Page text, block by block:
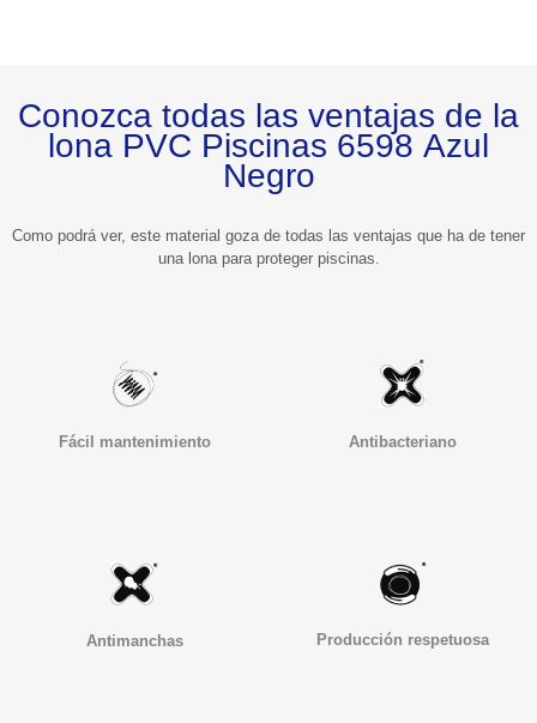
Conozca todas las ventajas de la
lona PVC Piscinas 6598 Azul
Negro
Como podrá ver, este material goza de todas las ventajas que ha de tener
una lona para proteger piscinas.
Fácil mantenimiento Antibacteriano
Antimanchas Producción respetuosa